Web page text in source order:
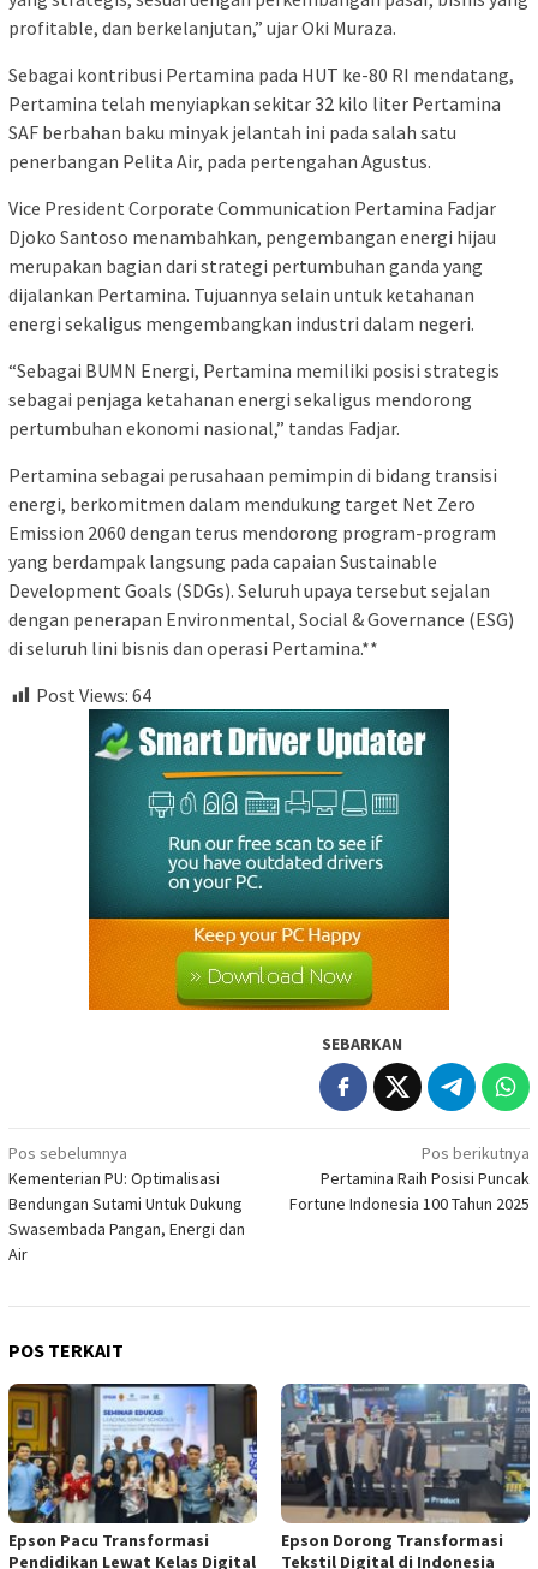
profitable, dan berkelanjutan,” ujar Oki Muraza.
Sebagai kontribusi Pertamina pada HUT ke-80 RI mendatang,
Pertamina telah menyiapkan sekitar 32 kilo liter Pertamina
SAF berbahan baku minyak jelantah ini pada salah satu
penerbangan Pelita Air, pada pertengahan Agustus.
Vice President Corporate Communication Pertamina Fadjar
Djoko Santoso menambahkan, pengembangan energi hijau
merupakan bagian dari strategi pertumbuhan ganda yang
dijalankan Pertamina. Tujuannya selain untuk ketahanan
energi sekaligus mengembangkan industri dalam negeri.
“Sebagai BUMN Energi, Pertamina memiliki posisi strategis
sebagai penjaga ketahanan energi sekaligus mendorong
pertumbuhan ekonomi nasional,” tandas Fadjar.
Pertamina sebagai perusahaan pemimpin di bidang transisi
energi, berkomitmen dalam mendukung target Net Zero
Emission 2060 dengan terus mendorong program-program
yang berdampak langsung pada capaian Sustainable
Development Goals (SDGs). Seluruh upaya tersebut sejalan
dengan penerapan Environmental, Social & Governance (ESG)
di seluruh lini bisnis dan operasi Pertamina.**
Post Views: 64
SEBARKAN
Navigasi
pos
Pos sebelumnya
Kementerian PU: Optimalisasi
Bendungan Sutami Untuk Dukung
Swasembada Pangan, Energi dan
Air
Pos berikutnya
Pertamina Raih Posisi Puncak
Fortune Indonesia 100 Tahun 2025
POS TERKAIT
Epson Pacu Transformasi
Pendidikan Lewat Kelas Digital
Epson Dorong Transformasi
Tekstil Digital di Indonesia